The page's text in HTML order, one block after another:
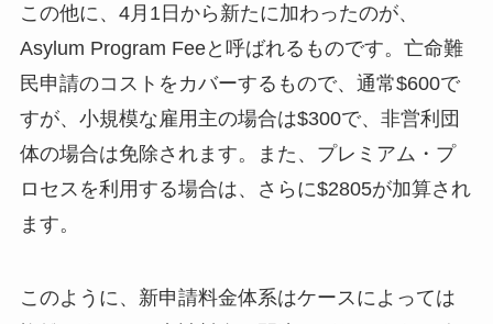
この他に、4月1日から新たに加わったのが、
Asylum Program Feeと呼ばれるものです。亡命難
民申請のコストをカバーするもので、通常$600で
すが、小規模な雇用主の場合は$300で、非営利団
体の場合は免除されます。また、プレミアム・プ
ロセスを利用する場合は、さらに$2805が加算され
ます。
このように、新申請料金体系はケースによっては